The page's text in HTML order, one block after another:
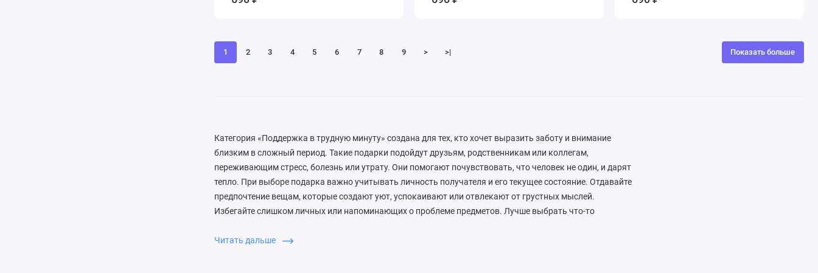
1 2 3 4 5 6 7 8 9 > >| Показать больше
Категория «Поддержка в трудную минуту» создана для тех, кто хочет выразить заботу и внимание
близким в сложный период. Такие подарки подойдут друзьям, родственникам или коллегам,
переживающим стресс, болезнь или утрату. Они помогают почувствовать, что человек не один, и дарят
тепло. При выборе подарка важно учитывать личность получателя и его текущее состояние. Отдавайте
предпочтение вещам, которые создают уют, успокаивают или отвлекают от грустных мыслей.
Избегайте слишком личных или напоминающих о проблеме предметов. Лучше выбрать что-то
медом поможет расслабиться и согреться. Мягкий плед или ароматическая свеча с лавандой создадут
Читать дальше